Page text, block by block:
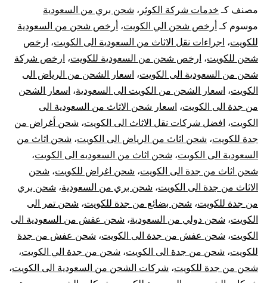
جدة
الي
نقل
من
جدة
مصنف كـ خدمات شركة الكوثر ، شحن بري من السعودية
موسوم كـ أرخص شحن الي الكويت، أرخص شحن من السعودية
للكويت، اجراءات نقل الاثاث من السعودية الى الكويت، ارخص
شحن للكويت، ارخص شحن من السعودية للكويت، ارخص شركة
شحن من السعودية الى الكويت، اسعار الشحن من الرياض الى
الكويت، اسعار الشحن من الكويت الى السعودية، اسعار الشحن
من جدة الى الكويت، اسعار شحن الاثاث من السعودية الى
الكويت، افضل شركات نقل الاثاث الى الكويت، شحن أغراض من
جدة للكويت، شحن اثاث من الرياض الى الكويت، شحن اثاث من
السعودية الى الكويت، شحن اثاث من السعوديه الى الكويت،
شحن اثاث من جدة الى الكويت، شحن اغراض للكويت، شحن
الاثاث من جدة الى الكويت، شحن بري من السعودية، شحن بري
من جدة للكويت، شحن بضائع من جدة للكويت، شحن تمر الى
الكويت، شحن دولي من السعودية، شحن عفش من السعودية الى
الكويت، شحن عفش من جدة الى الكويت، شحن عفش من جدة
للكويت، شحن من جدة الى الكويت، شحن من جدة الي الكويت،
شحن من جدة للكويت، شركات الشحن من السعودية الى الكويت،